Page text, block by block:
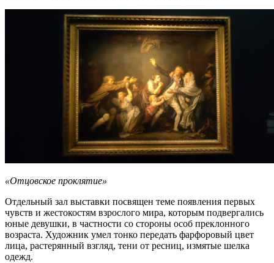
«Отцовское проклятие»
Отдельный зал выставки посвящен теме появления первых
чувств и жестокостям взрослого мира, которым подвергались
юные девушки, в частности со стороны особ преклонного
возраста. Художник умел тонко передать фарфоровый цвет
лица, растерянный взгляд, тени от ресниц, измятые шелка
одежд.